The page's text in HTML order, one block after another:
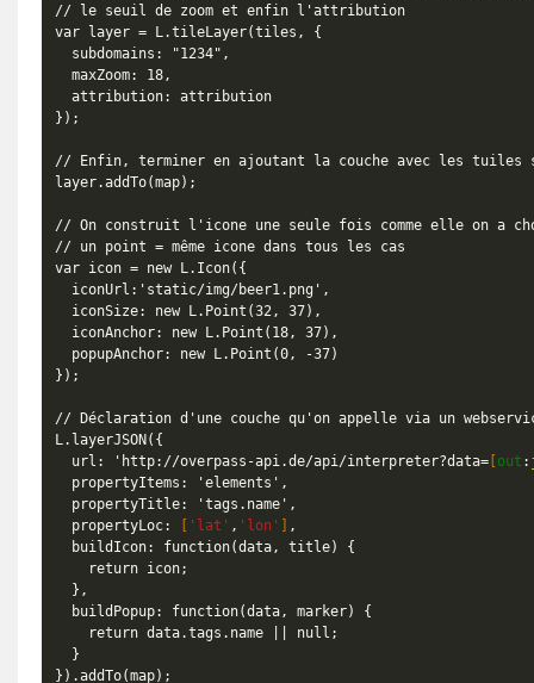
// le seuil de zoom et enfin l'attribution
var layer = L.tileLayer(tiles, {
});
// Enfin, terminer en ajoutant la couche avec les tuiles
layer.addTo(map);
// On construit l'icone une seule fois comme elle on a
// un point = même icone dans tous les cas
var icon = new L.Icon({
});
// Déclaration d'une couche qu'on appelle via un
L.layerJSON({
  url: 'http://overpass-api.de/api/interpreter?data=
[ out :
  propertyLoc:
'lat' , 'lon'
,